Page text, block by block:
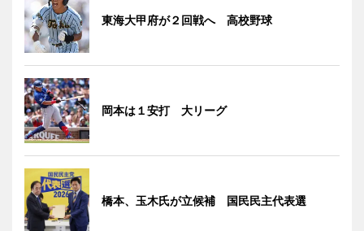
東海大甲府が２回戦へ 高校野球
岡本は１安打 大リーグ
橋本、玉木氏が立候補 国民民主代表選